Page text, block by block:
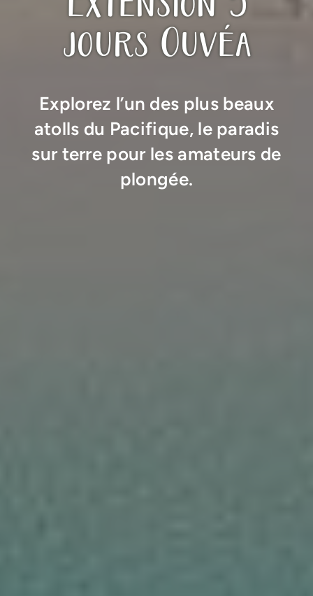
jours Ouvéa
Explorez l’un des plus beaux
atolls du Pacifique, le paradis
sur terre pour les amateurs de
plongée.